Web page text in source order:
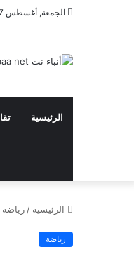
الجمعة, أغسطس 7 2026
الرئيسية
الرئيسية / رياضة
رياضة